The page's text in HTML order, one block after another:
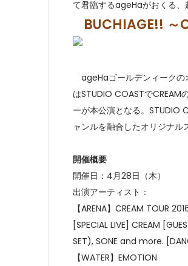
て君臨するageHaがおくる、
BUCHIAGE!! ～
ageHaゴールデンィークの
はSTUDIO COASTでCREAM
ーが本公演となる。STUDIO
ャンルを融合したオリジナル
開催概要
開催日：4月28日（木）
出演アーティスト：
【ARENA】CREAM TOUR
[SPECIAL LIVE] CREAM
SET), SONE and more.
【WATER】EMOTION